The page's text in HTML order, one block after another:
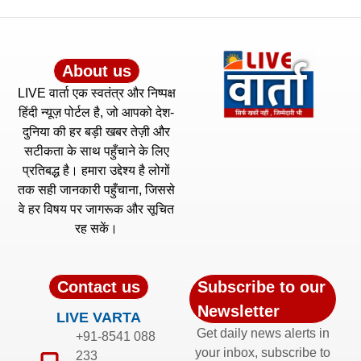
About us
LIVE वार्ता एक स्वतंत्र और निष्पक्ष
हिंदी न्यूज़ पोर्टल है, जो आपको देश-
दुनिया की हर बड़ी खबर तेज़ी और
सटीकता के साथ पहुँचाने के लिए
प्रतिबद्ध है। हमारा उद्देश्य है लोगों
तक सही जानकारी पहुँचाना, जिससे
वे हर विषय पर जागरूक और सूचित
रह सकें।
Contact us
LIVE VARTA
+91-8541 088
233
Subscribe to our
Newsletter
Get daily news alerts in
your inbox, subscribe to